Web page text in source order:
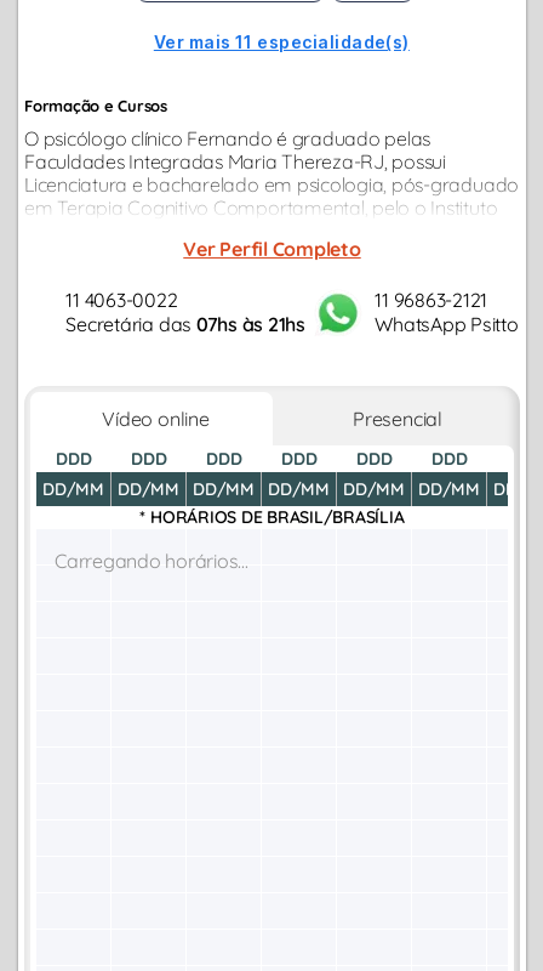
Ver mais 11 especialidade(s)
Formação e Cursos
O psicólogo clínico Fernando é graduado pelas
Faculdades Integradas Maria Thereza-RJ, possui
Licenciatura e bacharelado em psicologia, pós-graduado
em Terapia Cognitivo Comportamental, pelo o Instituto
em psicologia jurídica, pela Universidade...
Ver Perfil Completo
11 4063-0022
Secretária das 07hs às 21hs
11 96863-2121
WhatsApp Psitto
Vídeo online Presencial
DDD
DD/MM
DDD
DD/MM
DDD
DD/MM
DDD
DD/MM
DDD
DD/MM
DDD
DD/MM
DD/
* HORÁRIOS DE BRASIL/BRASÍLIA
Carregando horários...